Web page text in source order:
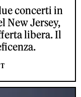
concerti in
New Jersey,
libera. Il